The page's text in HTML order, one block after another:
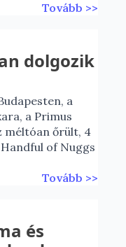
Tovább >>
dolgozik
a
a Primus
méltóan őrült, 4
of Nuggs
Tovább >>
és